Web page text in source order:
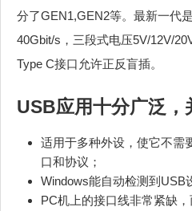
分了GEN1,GEN2等。最新一代
40Gbit/s，三段式电压5V/12V/
Type C接口允许正反盲插。
USB应用十分广泛，
适用于多种外设，使它不需
口和协议；
Windows能自动检测到USB
PC机上的接口线非常紧缺